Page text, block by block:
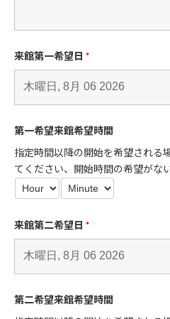
来館第一希望日 *
第一希望来館希望時間
指定時間以降の開始を希望される
てください、開始時間の希望がな
来館第二希望日 *
第二希望来館希望時間